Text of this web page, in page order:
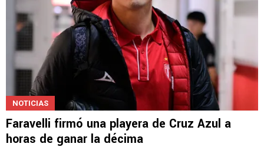
NOTICIAS
Faravelli firmó una playera de Cruz Azul a
horas de ganar la décima